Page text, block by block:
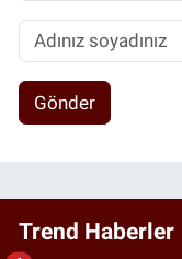
Gönder
Trend Haberler